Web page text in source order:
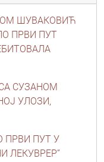
ШУВАКОВИЋ
ПРВИ ПУТ
СУЗАНОМ
УЛОЗИ,
ПРВИ ПУТ У
ЛЕКУВРЕР”